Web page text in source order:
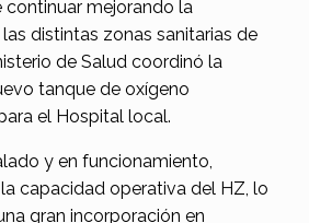
continuar mejorando la
distintas zonas sanitarias de
de Salud coordinó la
tanque de oxígeno
el Hospital local.
y en funcionamiento,
capacidad operativa del HZ, lo
gran incorporación en